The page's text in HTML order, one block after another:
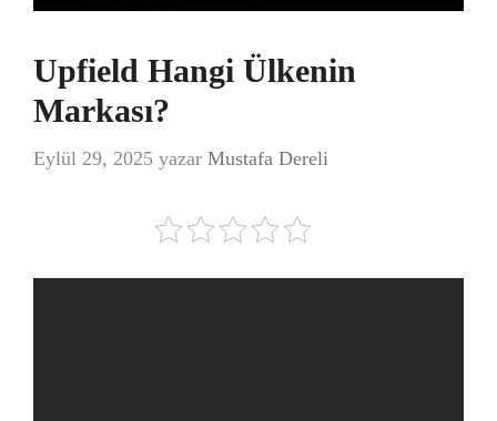
Upfield Hangi Ülkenin
Markası?
Eylül 29, 2025 yazar Mustafa Dereli